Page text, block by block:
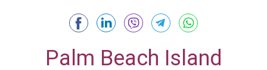
Palm Beach Island